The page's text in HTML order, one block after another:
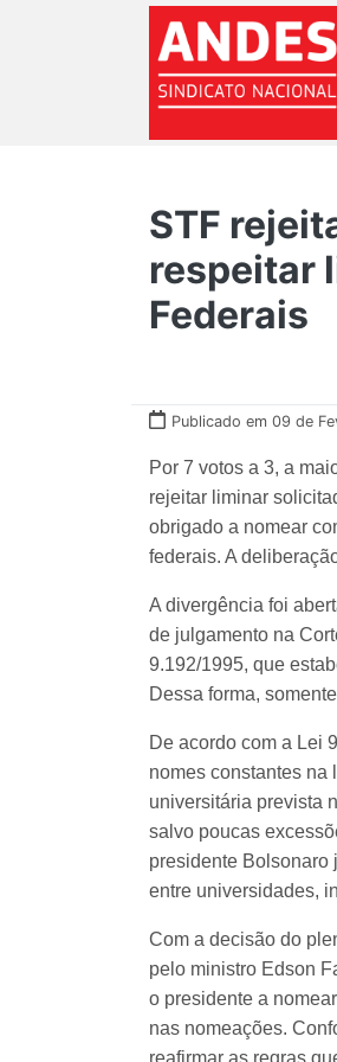
STF
respeitar
Federais
Publicado em 09 de
Por 7 votos a 3, a
rejeitar liminar
obrigado a nomear
federais. A
A divergência foi
de julgamento na
9.192/1995, que
Dessa forma,
De acordo com a Lei
nomes constantes na
universitária prevista
salvo poucas
presidente Bolsonaro
entre universidades,
Com a decisão do
pelo ministro Edson
o presidente a
nas nomeações.
reafirmar as regras